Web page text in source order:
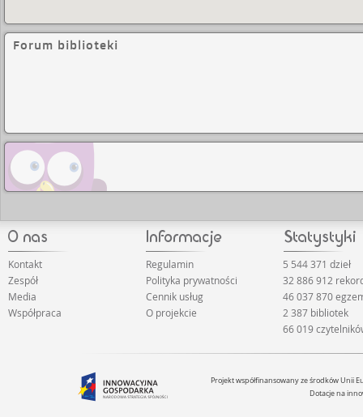
Forum biblioteki
Kontakt
Zespół
Media
Współpraca
Regulamin
Polityka prywatności
Cennik usług
O projekcie
5 544 371 dzieł
32 886 912
46 037 870
2 387 bibliotek
66 019
Projekt współfinansowany ze środków Unii
Dotacje na